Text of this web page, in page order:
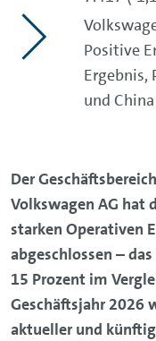
Positive
Ergebnis,
und
Der
Volkswagen AG hat
starken Operativen
abgeschlossen –
15 Prozent im
Geschäftsjahr 2026
aktueller und